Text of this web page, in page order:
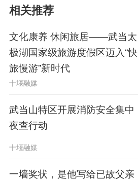
相关推荐
文化康养 休闲旅居——武当太
极湖国家级旅游度假区迈入“快
旅慢游”新时代
十堰融媒
武当山特区开展消防安全集中
夜查行动
十堰融媒
一墙奖状，是他写给已故父亲